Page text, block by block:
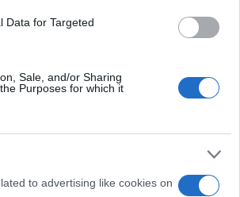
Data for Targeted
Sale, and/or Sharing
Purposes for which it
to advertising like cookies on